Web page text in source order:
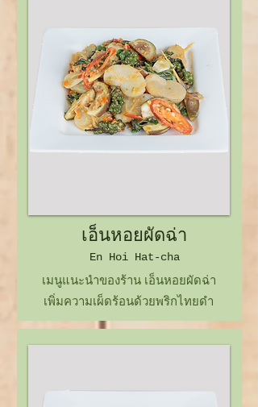
เมนูแนะนำของร้าน เอ็นหอยผัดฉ่า
เพิ่มความเผ็ดร้อนด้วยพริกไทยดำ
เอ็นหอยผัดฉ่า
En Hoi Hat-cha